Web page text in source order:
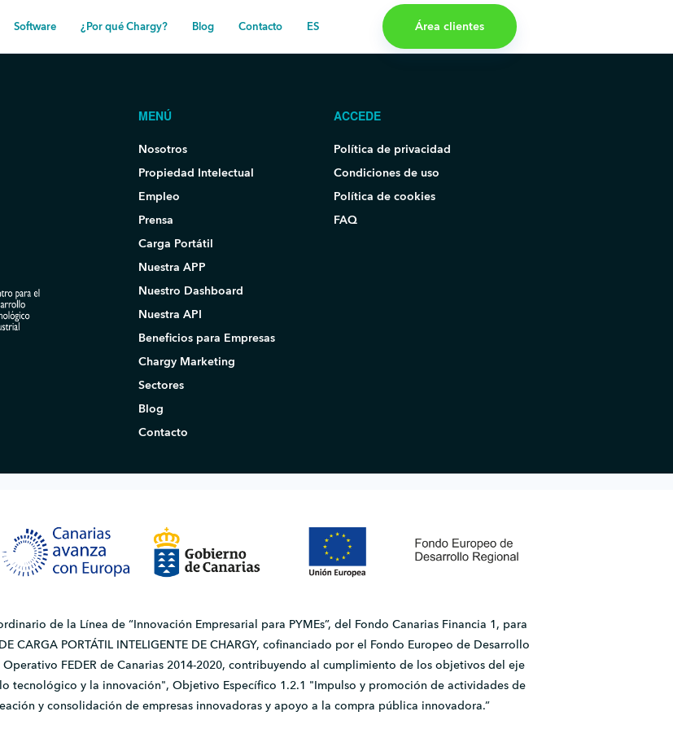
Software ¿Por qué Chargy? Blog Contacto ES Área clientes
MENÚ
Nosotros
Propiedad Intelectual
Empleo
Prensa
Carga Portátil
Nuestra APP
Nuestro Dashboard
Nuestra API
Beneficios para Empresas
Chargy Marketing
Sectores
Blog
Contacto
ACCEDE
Política de privacidad
Condiciones de uso
Política de cookies
FAQ
de la Línea de “Innovación Empresarial para PYMEs”, del Fondo Canarias Financia 1, para
CARGA PORTÁTIL INTELIGENTE DE CHARGY, cofinanciado por el Fondo Europeo de Desarrollo
Operativo FEDER de Canarias 2014-2020, contribuyendo al cumplimiento de los objetivos del eje
tecnológico y la innovación", Objetivo Específico 1.2.1 "Impulso y promoción de actividades de
y consolidación de empresas innovadoras y apoyo a la compra pública innovadora.”